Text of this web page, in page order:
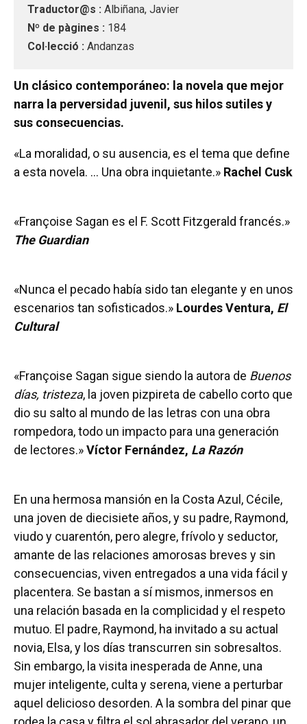
Traductor@s : Albiñana, Javier
Nº de pàgines : 184
Col·lecció : Andanzas
Un clásico contemporáneo: la novela que mejor
narra la perversidad juvenil, sus hilos sutiles y
sus consecuencias.
«La moralidad, o su ausencia, es el tema que define
a esta novela. … Una obra inquietante.» Rachel Cusk
«Françoise Sagan es el F. Scott Fitzgerald francés.»
The Guardian
«Nunca el pecado había sido tan elegante y en unos
escenarios tan sofisticados.» Lourdes Ventura, El
Cultural
«Françoise Sagan sigue siendo la autora de Buenos
días, tristeza, la joven pizpireta de cabello corto que
dio su salto al mundo de las letras con una obra
rompedora, todo un impacto para una generación
de lectores.»Víctor Fernández, La Razón
En una hermosa mansión en la Costa Azul, Cécile,
una joven de diecisiete años, y su padre, Raymond,
viudo y cuarentón, pero alegre, frívolo y seductor,
amante de las relaciones amorosas breves y sin
consecuencias, viven entregados a una vida fácil y
placentera. Se bastan a sí mismos, inmersos en
una relación basada en la complicidad y el respeto
mutuo. El padre, Raymond, ha invitado a su actual
novia, Elsa, y los días transcurren sin sobresaltos.
Sin embargo, la visita inesperada de Anne, una
mujer inteligente, culta y serena, viene a perturbar
aquel delicioso desorden. A la sombra del pinar que